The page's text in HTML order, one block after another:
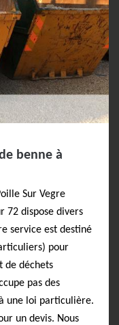
benne à
Sur Vegre
72 dispose divers
service est destiné
pour
de déchets
pas des
une loi particulière.
un devis. Nous